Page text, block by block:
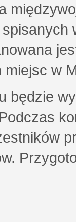
w
będzie